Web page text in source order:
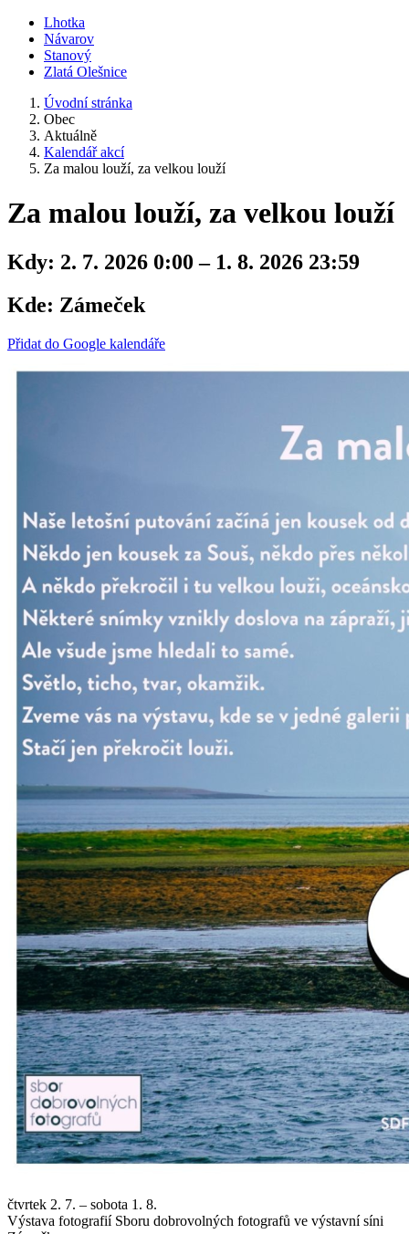
Lhotka
Návarov
Stanový
Zlatá Olešnice
Úvodní stránka
Obec
Aktuálně
Kalendář akcí
Za malou louží, za velkou louží
Za malou louží, za velkou louží
Kdy: 2. 7. 2026 0:00 – 1. 8. 2026 23:59
Kde: Zámeček
Přidat do Google kalendáře
čtvrtek 2. 7. – sobota 1. 8.
Výstava fotografií Sboru dobrovolných fotografů ve výstavní síni